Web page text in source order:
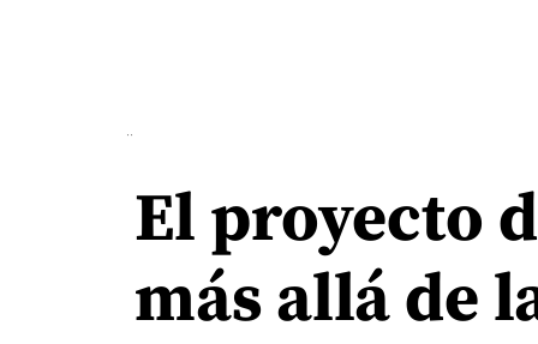
El proyecto
más allá de